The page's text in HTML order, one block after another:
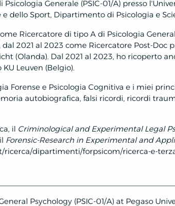
Psicologia Generale (PSIC-01/A) presso
dello Sport, Dipartimento di Psicologia e
Ricercatore di tipo A di Psicologia
2021 al 2023 come Ricercatore Post-Doc
(Olanda). Dal 2021 al 2023, ho ricoperto
Leuven (Belgio).
Forense e Psicologia Cognitiva e i miei
autobiografica, falsi ricordi, ricordi
il Criminological and Experimental Legal
Forensic-Research in Experimental and
ricerca/dipartimenti/forpsicom/ricerca-e-
Psychology (PSIC-01/A) at Pegaso